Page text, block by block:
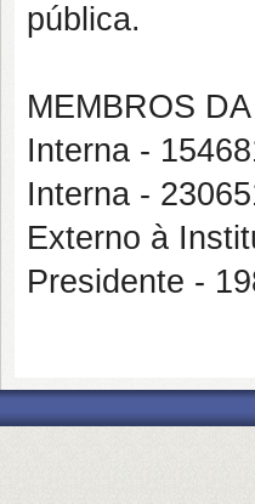
pública.
MEMBROS
Interna -
Interna -
Externo à
Presidente -